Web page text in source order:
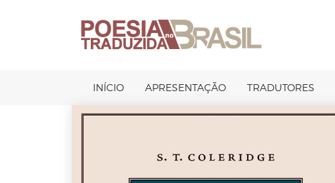
INÍCIO APRESENTAÇÃO TRADUTORES